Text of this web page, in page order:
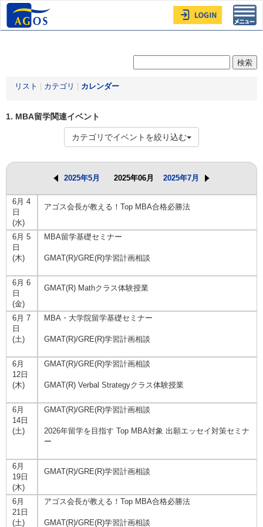
リスト カテゴリ カレンダー
1. MBA留学関連イベント
カテゴリでイベントを絞り込む
2025年5月 2025年06月 2025年7月
6月 4
日
(水)
アゴス会長が教える！Top MBA合格必勝法
6月 5
日
(木)
MBA留学基礎セミナー
GMAT(R)/GRE(R)学習計画相談
6月 6
日
(金)
GMAT(R) Mathクラス体験授業
6月 7
日
(土)
MBA・大学院留学基礎セミナー
GMAT(R)/GRE(R)学習計画相談
6月
12日
(木)
GMAT(R)/GRE(R)学習計画相談
GMAT(R) Verbal Strategyクラス体験授業
6月
14日
(土)
GMAT(R)/GRE(R)学習計画相談
2026年留学を目指す Top MBA対象 出願エッセイ対策セミナ
ー
6月
19日
(木)
GMAT(R)/GRE(R)学習計画相談
6月
21日
(土)
アゴス会長が教える！Top MBA合格必勝法
GMAT(R)/GRE(R)学習計画相談